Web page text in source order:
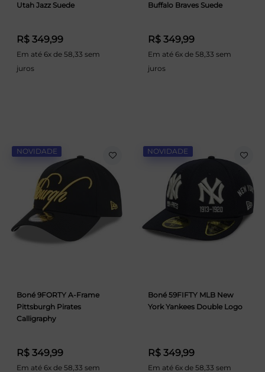
Utah Jazz Suede
R$ 349,99
Em até 6x de 58,33 sem
juros
Buffalo Braves Suede
R$ 349,99
Em até 6x de 58,33 sem
juros
NOVIDADE
Boné 9FORTY A-Frame
Pittsburgh Pirates
Calligraphy
R$ 349,99
Em até 6x de 58,33 sem
NOVIDADE
Boné 59FIFTY MLB New
York Yankees Double Logo
R$ 349,99
Em até 6x de 58,33 sem